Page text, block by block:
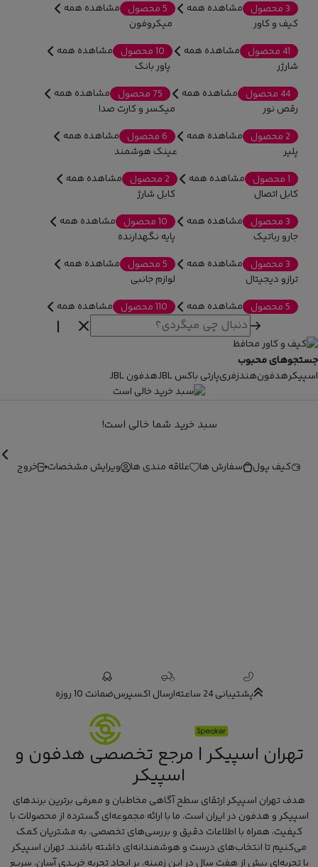
3 محصول
مشاهده همه
5 محصول
مشاهده همه
کیف و کاور
41 محصول
مشاهده همه
میکروفون
10 محصول
مشاهده همه
شارژر
44 محصول
مشاهده همه
پاور بانک
75 محصول
مشاهده همه
رقص نور
2 محصول
مشاهده همه
میکسر و کارت صدا
6 محصول
مشاهده همه
پلیر
1 محصول
مشاهده همه
عینک هوشمند
2 محصول
مشاهده همه
کابل اتصال
3 محصول
مشاهده همه
کابل شارژ
10 محصول
مشاهده همه
جارو رباتیک
3 محصول
مشاهده همه
پایه نگهدارنده
5 محصول
مشاهده همه
ترازو دیجیتال
5 محصول
مشاهده همه
لوازم جانبی
110 محصول
مشاهده همه
جستجوهای محبوب
اسپیکرهدفونهندزفریپارتی باکس JBL هدفون JBL
سبد خرید شما خالی است!
کیف پول سفارش ها علاقه مندی ها ویرایش مشخصات خروج
پشتیبانی 24 ساعته ارسال اکسپرسضمانت 10 روزه
تهران اسپیکر | مرجع تخصصی هدفون و
اسپیکر
هدف تهران اسپیکر ارتقای سطح آگاهی مخاطبان و معرفی برترین برندهای
اسپیکر و هدفون در ایران است. ما با ارائه مجموعه‌ای گسترده از محصولات با
کیفیت، همراه با اطلاعات دقیق و بررسی‌های تخصصی، به مشتریان کمک
می‌کنیم تا انتخاب‌های درست و هوشمندانه‌ای داشته باشند. تهران اسپیکر
با تجربه‌ای بیش از هفت سال در این زمینه، بر ایجاد تجربه خریدی آسان، سریع